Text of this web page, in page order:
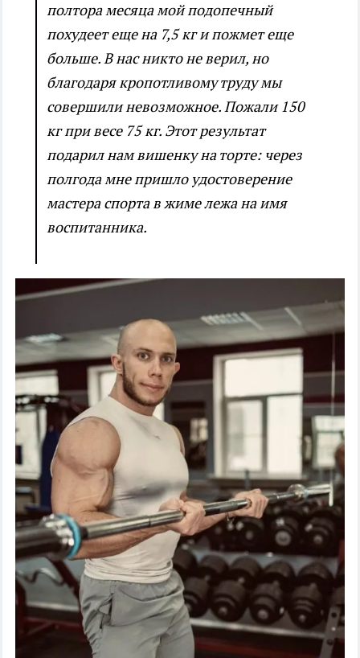
полтора месяца мой подопечный
похудеет еще на 7,5 кг и пожмет еще
больше. В нас никто не верил, но
благодаря кропотливому труду мы
совершили невозможное. Пожали 150
кг при весе 75 кг. Этот результат
подарил нам вишенку на торте: через
полгода мне пришло удостоверение
мастера спорта в жиме лежа на имя
воспитанника.